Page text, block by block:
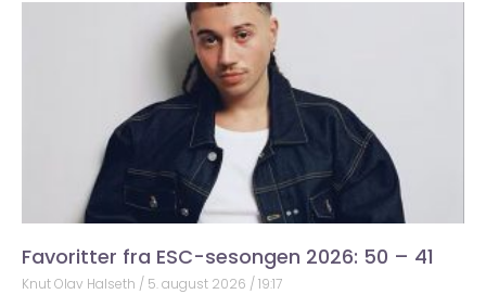
Favoritter fra ESC-sesongen 2026: 50 – 41
Knut Olav Halseth 5. august 2026 19:17